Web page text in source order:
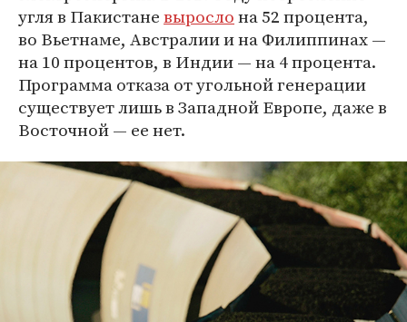
угля в Пакистаневырослона 52 процента,
во Вьетнаме, Австралии и на Филиппинах —
на 10 процентов, в Индии — на 4 процента.
Программа отказа от угольной генерации
существует лишь в Западной Европе, даже в
Восточной — ее нет.